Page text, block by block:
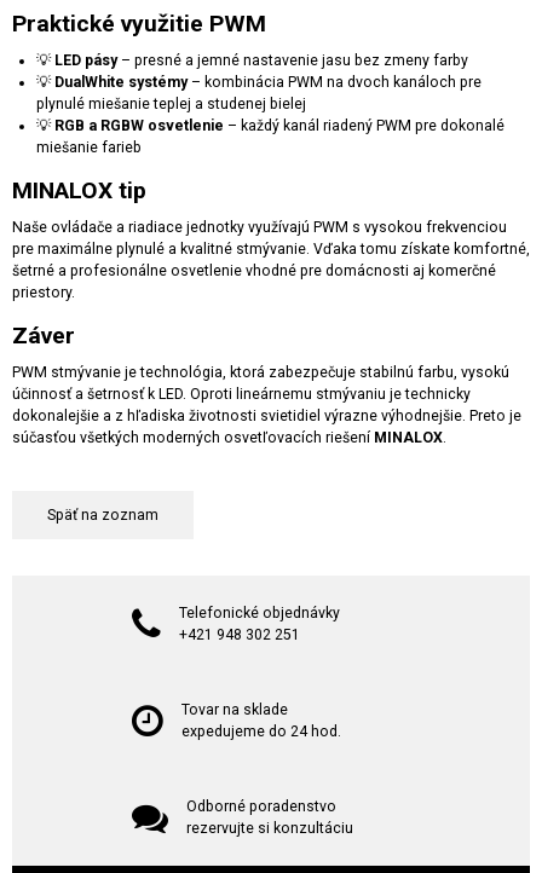
Praktické využitie PWM
💡 LED pásy– presné a jemné nastavenie jasu bez zmeny farby
💡 DualWhite systémy– kombinácia PWM na dvoch kanáloch pre
plynulé miešanie teplej a studenej bielej
💡 RGB a RGBW osvetlenie – každý kanál riadený PWM pre dokonalé
miešanie farieb
MINALOX tip
Naše ovládače a riadiace jednotky využívajú PWM s vysokou frekvenciou
pre maximálne plynulé a kvalitné stmývanie. Vďaka tomu získate komfortné,
šetrné a profesionálne osvetlenie vhodné pre domácnosti aj komerčné
priestory.
Záver
PWM stmývanie je technológia, ktorá zabezpečuje stabilnú farbu, vysokú
účinnosť a šetrnosť k LED. Oproti lineárnemu stmývaniu je technicky
dokonalejšie a z hľadiska životnosti svietidiel výrazne výhodnejšie. Preto je
súčasťou všetkých moderných osvetľovacích riešení MINALOX.
Späť na zoznam
Telefonické objednávky
+421 948 302 251
Tovar na sklade
expedujeme do 24 hod.
Odborné poradenstvo
rezervujte si konzultáciu